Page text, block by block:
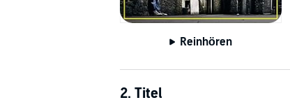
Reinhören
2. Titel